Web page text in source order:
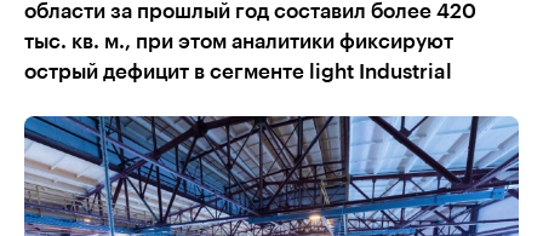
области за прошлый год составил более 420
тыс. кв. м., при этом аналитики фиксируют
острый дефицит в сегменте light Industrial